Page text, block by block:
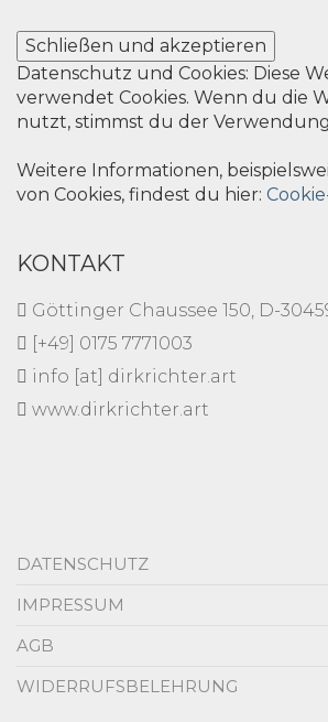
Datenschutz und Cookies: Diese
verwendet Cookies. Wenn du die
nutzt, stimmst du der
Weitere Informationen,
von Cookies, findest du hier:
KONTAKT
Göttinger Chaussee 150, D-
[+49] 0175 7771003
info [at] dirkrichter.art
www.dirkrichter.art
DATENSCHUTZ
IMPRESSUM
AGB
WIDERRUFSBELEHRUNG